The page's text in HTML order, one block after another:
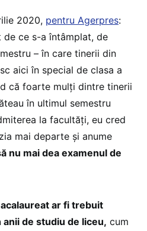
2020, pentru Agerpres:
de ce s-a întâmplat, de
– în care tinerii din
aici în special de clasa a
că foarte mulţi dintre tinerii
în ultimul semestru
la facultăţi, eu cred
mai departe şi anume
nu mai dea examenul de
ar fi trebuit
de studiu de liceu, cum